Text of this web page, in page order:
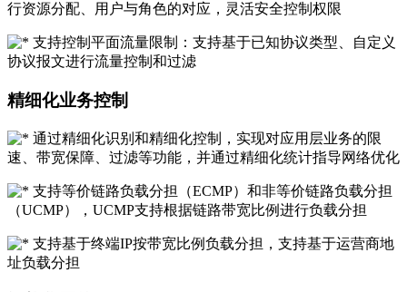
行资源分配、用户与角色的对应，灵活安全控制权限
支持控制平面流量限制：支持基于已知协议类型、自定义
协议报文进行流量控制和过滤
精细化业务控制
通过精细化识别和精细化控制，实现对应用层业务的限
速、带宽保障、过滤等功能，并通过精细化统计指导网络优化
支持等价链路负载分担（ECMP）和非等价链路负载分担
（UCMP），UCMP支持根据链路带宽比例进行负载分担
支持基于终端IP按带宽比例负载分担，支持基于运营商地
址负载分担